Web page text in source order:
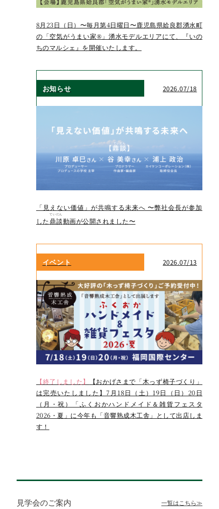
8月23日（日）〜毎月第4日曜日〜鹿児島県姶良郡湧水町
の「空気がうまい家®」湧水モデルエリアにて、『いの
ちのマルシェ』を開催いたします。
お知らせ 2026.07/18
「見えない価値」が共鳴する未来へ 〜弊社会長が参加
した鼎談
ていだん
動画が公開されました〜
イベント 2026.07/13
【終了しました】
【おかげさまで「木っず椅子づくり」
は完売いたしました】7月18日（土）19日（日）20日
（月・祝）「ふくおかハンドメイド＆雑貨フェスタ
2026・夏」に今年も「音響熟成木工舎」として出店しま
す！
見学会のご案内 一覧はこちら≫